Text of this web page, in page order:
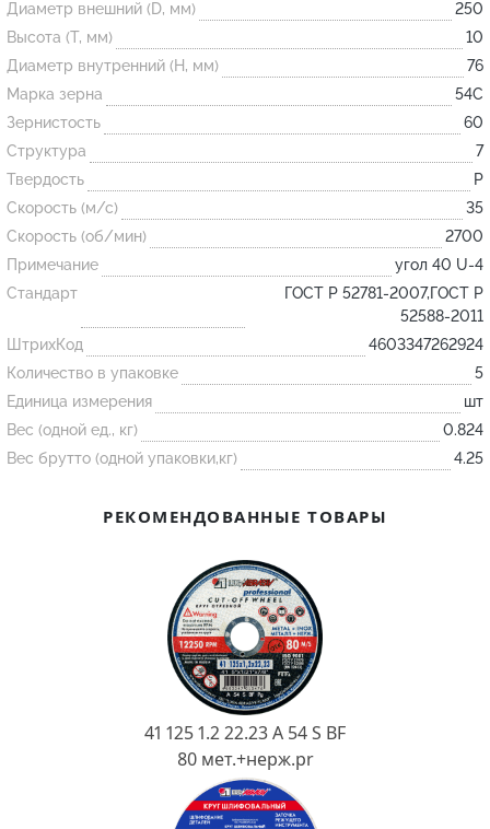
Огнеупорные
изделия
Скачать каталог
Тигель
Муфель
Черпак
Шербер
Трубка
Стержень
Пробка
Подставка
Лодочка
Контакт
Огнеупорная SiC смесь
Диаметр внешний (D, мм)
250
Высота (T, мм)
10
Диаметр внутренний (H, мм)
76
Марка зерна
54С
Зернистость
60
Структура
7
Твердость
P
Скорость (м/с)
35
Скорость (об/мин)
2700
Примечание
угол 40 U-4
Стандарт
ГОСТ Р 52781-2007,ГОСТ Р
52588-2011
ШтрихКод
4603347262924
Количество в упаковке
5
Единица измерения
шт
Вес (одной ед., кг)
0.824
Вес брутто (одной упаковки,кг)
4.25
РЕКОМЕНДОВАННЫЕ ТОВАРЫ
41 125 1.2 22.23 A 54 S BF
80 мет.+нерж.pr